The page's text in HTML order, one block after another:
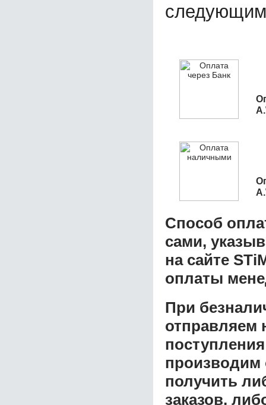
Способ
сами,
на сайте
оплаты
При
отправляем
производим
получить
заказов,